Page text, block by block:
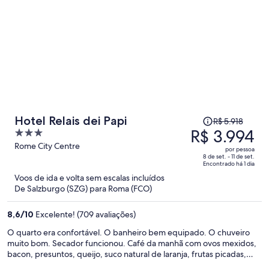
Hotel Relais dei Papi
3
out
Rome City Centre
preço
era
R$ 5.918
pessoa
R$ 5.918
R$ 3.994
por pessoa
8 de set. - 11 de set.
Encontrado há 1 dia
Voos de ida e volta sem escalas incluídos
De Salzburgo (SZG) para Roma (FCO)
8,6/10 Excelente! (709 avaliações)
O quarto era confortável. O banheiro bem equipado. O chuveiro
muito bom. Secador funcionou. Café da manhã com ovos mexidos,
bacon, presuntos, queijo, suco natural de laranja, frutas picadas,